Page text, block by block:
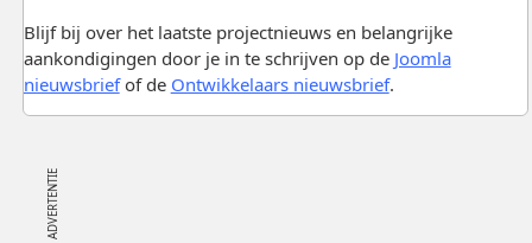
Blijf bij over het laatste projectnieuws en belangrijke
aankondigingen door je in te schrijven op de Joomla
nieuwsbriefof de Ontwikkelaars nieuwsbrief.